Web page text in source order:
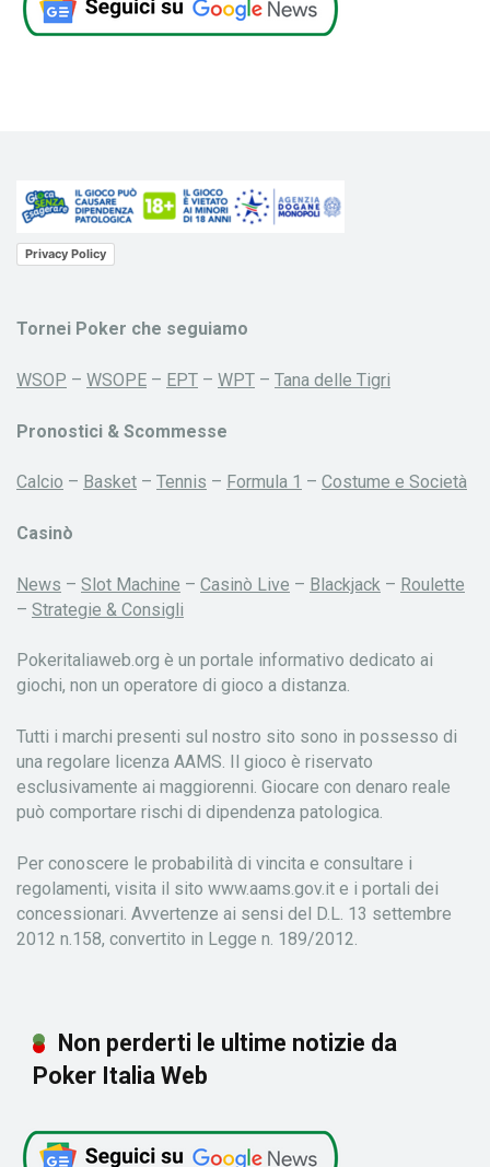
Privacy Policy
Tornei Poker che seguiamo
WSOP – WSOPE – EPT – WPT – Tana delle Tigri
Pronostici & Scommesse
Calcio – Basket – Tennis – Formula 1 – Costume e Società
Casinò
News – Slot Machine – Casinò Live – Blackjack – Roulette
– Strategie & Consigli
Pokeritaliaweb.org è un portale informativo dedicato ai
giochi, non un operatore di gioco a distanza.
Tutti i marchi presenti sul nostro sito sono in possesso di
una regolare licenza AAMS. Il gioco è riservato
esclusivamente ai maggiorenni. Giocare con denaro reale
può comportare rischi di dipendenza patologica.
Per conoscere le probabilità di vincita e consultare i
regolamenti, visita il sito www.aams.gov.it e i portali dei
concessionari. Avvertenze ai sensi del D.L. 13 settembre
2012 n.158, convertito in Legge n. 189/2012.
Non perderti le ultime notizie da
Poker Italia Web